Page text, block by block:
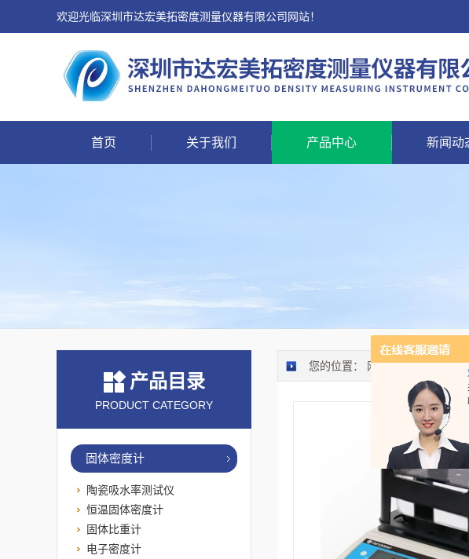
欢迎光临深圳市达宏美拓密度测量仪器有限公司网站！
首页 关于我们 产品中心 新闻动
您的位置： 网站首页>产品中心
产品目录
PRODUCT CATEGORY
固体密度计
陶瓷吸水率测试仪
恒温固体密度计
固体比重计
电子密度计